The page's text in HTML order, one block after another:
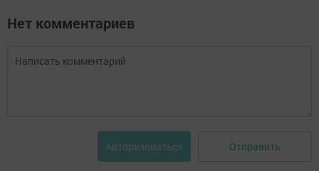
Нет комментариев
Авторизоваться Отправить